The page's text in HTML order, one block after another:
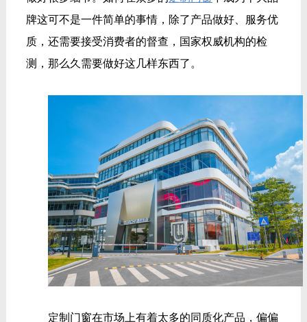
牌这可不是一件简单的事情，除了产品做好、服务优
质，还需要接受消费者的督查，国家权威机构的检
测，那么久需要做好这几样东西了。
定制门窗在市场上有着太多的同质化产品，偏偏